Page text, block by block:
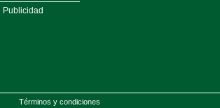
Publicidad
Términos y condiciones